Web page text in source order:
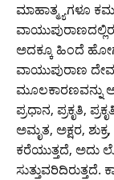
ಮಾಹಾತ್ಮ್ಯಗಳೂ
ಅದಕ್ಕೂ ಹಿಂದೆ
ವಾಯುಪುರಾಣ
ಮೂಲಕಾರಣವನ್ನು
ಪ್ರಧಾನ, ಪ್ರಕೃತಿ,
ಅಮೃತ, ಅಕ್ಷರ,
ಕರೆಯುತ್ತದೆ, ಅದು
ಸುತ್ತುವರಿದಿರುತ್ತದೆ.